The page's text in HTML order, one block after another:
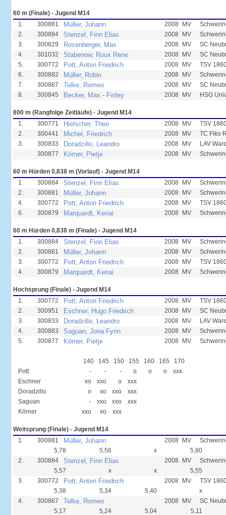
60 m (Finale) - Jugend M14
1.
300881 Müller, Johann 2008 MV
2.
300884 Stenzel, Finn Elias 2008 MV
3.
300829 Rosenberger, Max 2008 MV
SC
4.
301032 Stabenow, Roux Rene 2008 MV
SC
5.
300772 Pott, Anton Friedrich 2008 MV
TSV
6.
300882 Müller, Robin 2008 MV
7.
300867 Telke, Romeo 2008 MV
SC
8.
300845 Becker, Max - Finley 2008 MV HSG
800 m (Rangfolge Zeitläufe) - Jugend M14
1.
300771 Hielscher, Theo 2008 MV
TSV
2.
300441 Michel, Friedrich 2008 MV
TC Fiko
3.
300833 Doradzillo, Leandro 2008 MV
LAV
300877
Körner, Pietje 2008 MV
60 m Hürden 0,838 m (Vorlauf) - Jugend M14
1.
300884 Stenzel, Finn Elias 2008 MV
2.
300881 Müller, Johann 2008 MV
4.
300772 Pott, Anton Friedrich 2008 MV
TSV
6.
300879 Marquardt, Kenai 2008 MV
60 m Hürden 0,838 m (Finale) - Jugend M14
1.
300884 Stenzel, Finn Elias 2008 MV
2.
300881 Müller, Johann 2008 MV
3.
300772 Pott, Anton Friedrich 2008 MV
TSV
4.
300879 Marquardt, Kenai 2008 MV
Hochsprung (Finale) - Jugend M14
1.
300772 Pott, Anton Friedrich 2008 MV
TSV
2.
300951 Eschner, Hugo Friedrich 2008 MV
SC
3.
300833 Doradzillo, Leandro 2008 MV
LAV
4.
300883 Saguan, Jona Fynn 2008 MV
5.
300877 Körner, Pietje 2008 MV
140 145 150 155 160 165
170
Pott
- - - o o o
xxx
Eschner
xo xxo o
xxx
Doradzillo
o xo xxo
xxx
Saguan
- xxo xxo
xxx
Körner
xxo xo xxx
Weitsprung (Finale) - Jugend M14
1.
300881 Müller, Johann 2008 MV
5,78
5,56 x
5,80
2.
300884 Stenzel, Finn Elias 2008 MV
5,57
x x
5,55
3.
300772 Pott, Anton Friedrich 2008 MV
TSV
5,38
5,34 5,40
x
4.
300867 Telke, Romeo 2008 MV
SC
5,17
5,24 5,04
5,11